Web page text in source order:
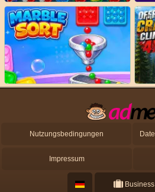
Nutzungsbedingungen
Impressum
Business